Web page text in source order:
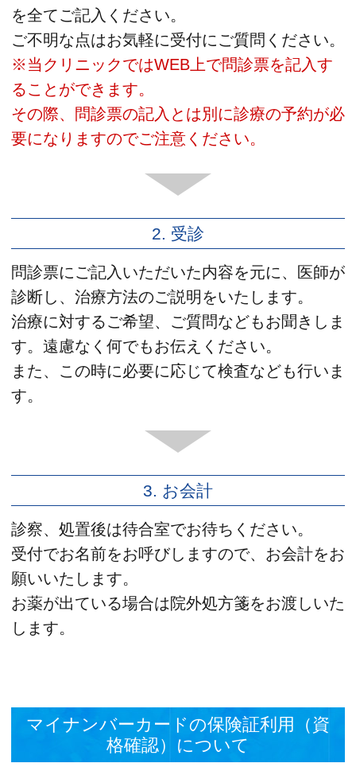
を全てご記入ください。
ご不明な点はお気軽に受付にご質問ください。
※当クリニックではWEB上で問診票を記入す
ることができます。
その際、問診票の記入とは別に診療の予約が必
要になりますのでご注意ください。
2. 受診
問診票にご記入いただいた内容を元に、医師が
診断し、治療方法のご説明をいたします。
治療に対するご希望、ご質問などもお聞きしま
す。遠慮なく何でもお伝えください。
また、この時に必要に応じて検査なども行いま
す。
3. お会計
診察、処置後は待合室でお待ちください。
受付でお名前をお呼びしますので、お会計をお
願いいたします。
お薬が出ている場合は院外処方箋をお渡しいた
します。
マイナンバーカードの保険証利用（資
格確認）について